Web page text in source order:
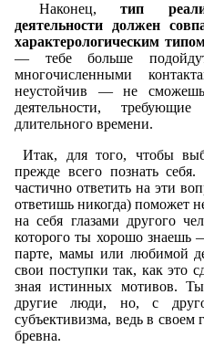
Наконец, тип
деятельности должен
характерологическим
— тебе больше
многочисленными
неустойчив — не
деятельности,
длительного времени.
Итак, для того, чтобы
прежде всего познать
частично ответить на эти
ответишь никогда) поможет
на себя глазами другого
которого ты хорошо знаешь
парте, мамы или любимой
свои поступки так, как это
зная истинных мотивов.
другие люди, но, с
субъективизма, ведь в своем
бревна.